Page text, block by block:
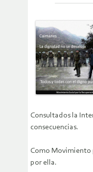
Consultados la
consecuencias.
Como Movimiento
por ella.